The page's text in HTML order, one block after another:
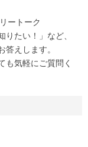
ートーク
たい！」など、
えします。
気軽にご質問く